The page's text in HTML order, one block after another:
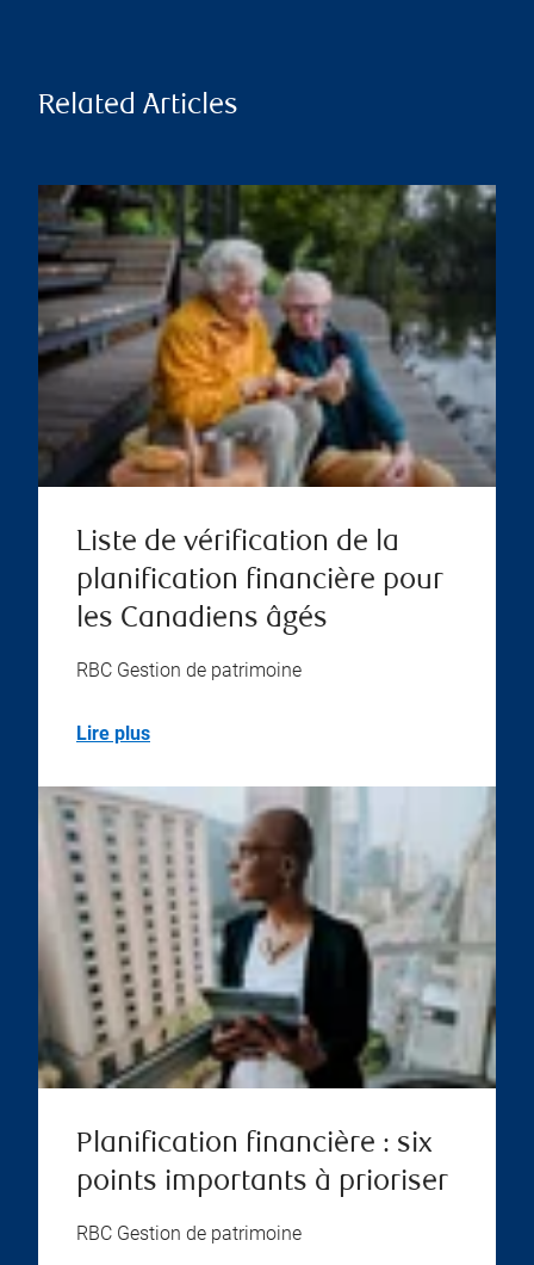
Related Articles
Liste de vérification de la
planification financière pour
les Canadiens âgés
RBC Gestion de patrimoine
Lire plus
Planification financière : six
points importants à prioriser
RBC Gestion de patrimoine